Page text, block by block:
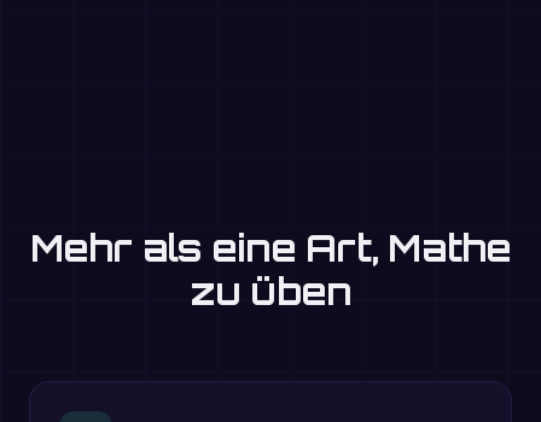
Mehr als eine Art, Mathe
zu üben